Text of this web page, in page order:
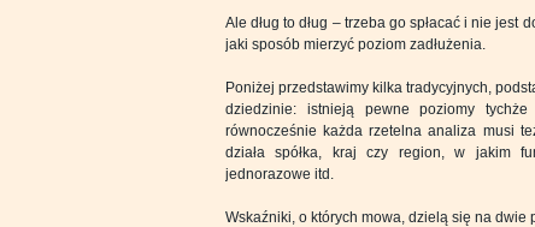
Ale dług to dług – trzeba go spłacać i nie
jaki sposób mierzyć poziom zadłużenia.
Poniżej przedstawimy kilka tradycyjnych,
dziedzinie: istnieją pewne poziomy
równocześnie każda rzetelna analiza musi
działa spółka, kraj czy region, w jakim
jednorazowe itd.
Wskaźniki, o których mowa, dzielą się na dwie